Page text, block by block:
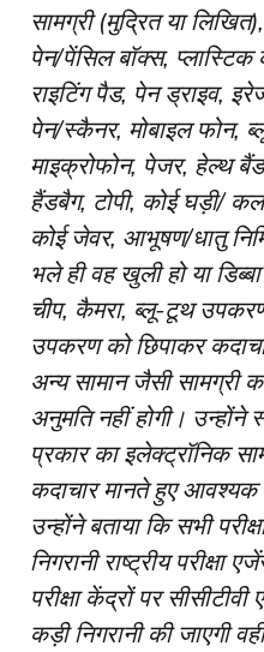
सामग्री (मुद्रित या
पेन/पेंसिल बॉक्स,
राइटिंग पैड, पेन ड्राइव,
पेन/स्कैनर, मोबाइल फोन,
माइक्रोफोन, पेजर, हेल्थ
हैंडबैग, टोपी, कोई घड़ी/
कोई जेवर, आभूषण/धातु
भले ही वह खुली हो या
चीप, कैमरा, ब्लू-टूथ
उपकरण को छिपाकर
अन्य सामान जैसी
अनुमति नहीं होगी। उन्होंने
प्रकार का इलेक्ट्रॉनिक
कदाचार मानते हुए आवश्यक
उन्होंने बताया कि सभी
निगरानी राष्ट्रीय परीक्षा
परीक्षा केंद्रों पर सीसीटीवी
कड़ी निगरानी की जाएगी